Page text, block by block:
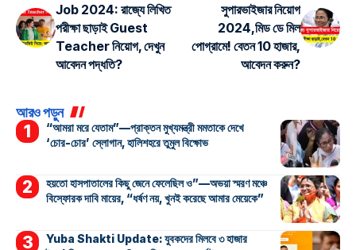
Job 2024: রাজ্যে লিখিত
পরীক্ষা ছাড়াই Guest
Teacher নিয়োগ, দেখুন
আবেদন পদ্ধতি?
সুপারভাইজার নিয়োগ
2024,মিড ডে মিল
পোগ্রামে! বেতন 10 হাজার,
আবেদন করুন?
আরও পড়ুন
“আমরা মরে যেতাম”—প্রাক্তন মুখ্যমন্ত্রী মমতাকে দেখে
‘চোর-চোর’ স্লোগান, হালিশহরে তুমুল বিক্ষোভ
হয়তো হাসপাতালের কিছু জেনে ফেলেছিল ও”—অভয়া স্মরণ মঞ্চে
বিস্ফোরক দাবি মায়ের, “ধর্ষণ নয়, খুনই করেছে আমার মেয়েকে”
Yuba Shakti Update: যুবকদের মিলবে ৩ হাজার